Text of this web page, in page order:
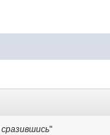
"